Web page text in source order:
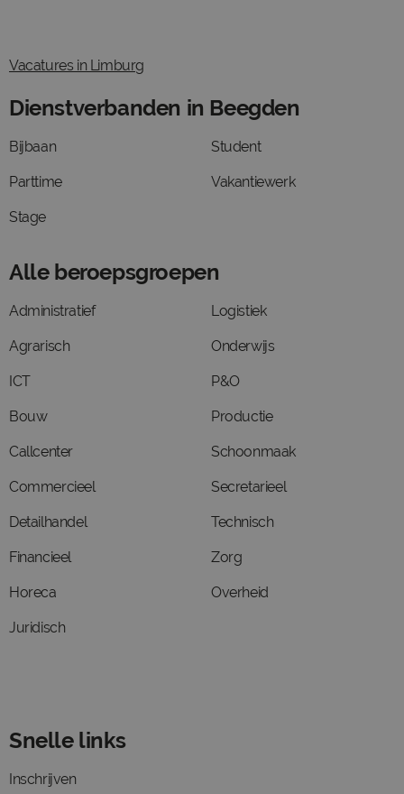
Vacatures in Limburg
Dienstverbanden in Beegden
Bijbaan
Parttime
Stage
Student
Vakantiewerk
Alle beroepsgroepen
Administratief
Agrarisch
ICT
Bouw
Callcenter
Commercieel
Detailhandel
Financieel
Horeca
Juridisch
Logistiek
Onderwijs
P&O
Productie
Schoonmaak
Secretarieel
Technisch
Zorg
Overheid
Snelle links
Inschrijven